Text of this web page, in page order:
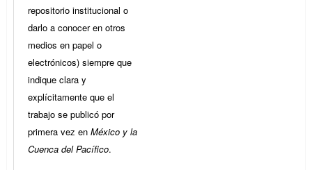
repositorio institucional o
darlo a conocer en otros
medios en papel o
electrónicos) siempre que
indique clara y
explícitamente que el
trabajo se publicó por
primera vez en México y la
Cuenca del Pacífico.